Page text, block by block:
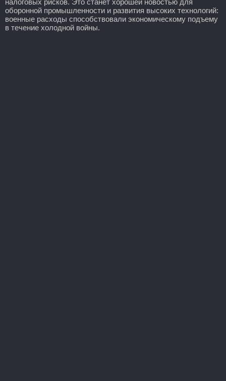
оборонной промышленности и развития высоких технологий:
военные расходы способствовали экономическому подъему
в течение холодной войны.